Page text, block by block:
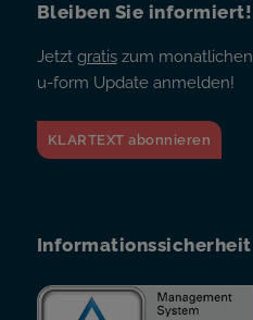
Bleiben Sie informiert!
Jetzt gratiszum monatlichen
u-form Update anmelden!
KLARTEXT abonnieren
Informationssicherheit